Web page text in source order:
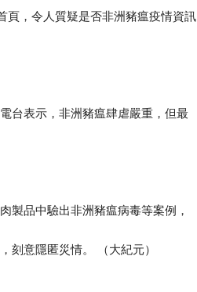
頁，令人質疑是否非洲豬瘟疫情資訊
台表示，非洲豬瘟肆虐嚴重，但最
製品中驗出非洲豬瘟病毒等案例，
刻意隱匿災情。 （大紀元）